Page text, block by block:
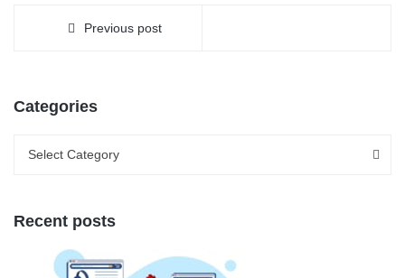
Previous post
Categories
Select Category
Recent posts